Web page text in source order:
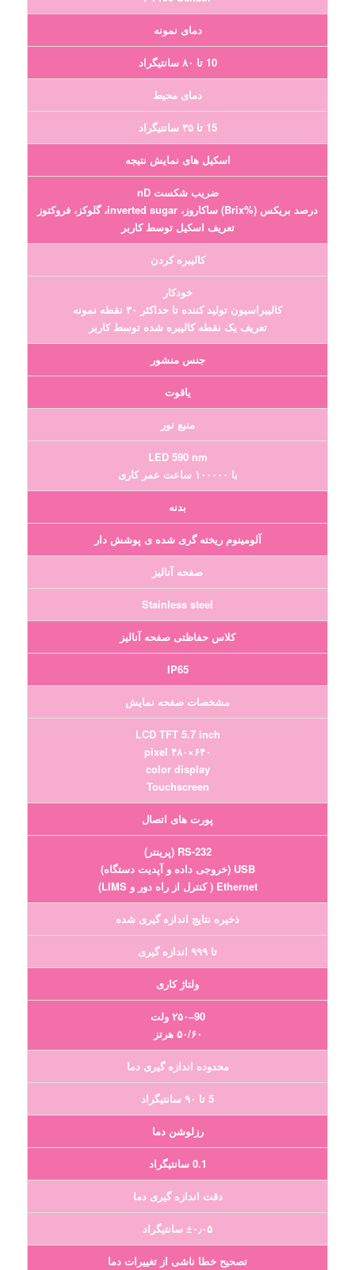
دمای نمونه
10 تا ۸۰ سانتیگراد
دمای محیط
15 تا ۳۵ سانتیگراد
اسکیل های نمایش نتیجه
ضریب شکست nD
درصد بریکس (%Brix) ساکاروز، inverted sugar، گلوکز، فروکتوز
تعریف اسکیل توسط کاربر
کالیبره کردن
خودکار
کالیبراسیون تولید کننده تا حداکثر ۳۰ نقطه نمونه
تعریف یک نقطه کالیبره شده توسط کاربر
جنس منشور
یاقوت
منبع نور
LED 590 nm
با ۱۰۰۰۰۰ ساعت عمر کاری
بدنه
آلومینوم ریخته گری شده ی پوشش دار
صفحه آنالیز
Stainless steel
کلاس حفاظتی صفحه آنالیز
IP65
مشخصات صفحه نمایش
LCD TFT 5.7 inch
۶۴۰×۴۸۰ pixel
color display
Touchscreen
پورت های اتصال
RS-232 (پرینتر)
USB (خروجی داده و آپدیت دستگاه)
Ethernet ( کنترل از راه دور و LIMS)
ذخیره نتایج اندازه گیری شده
تا ۹۹۹ اندازه گیری
ولتاژ کاری
90–۲۵۰ ولت
۵۰/۶۰ هرتز
محدوده اندازه گیری دما
5 تا ۹۰ سانتیگراد
رزلوشن دما
0.1 سانتیگراد
دقت اندازه گیری دما
±۰٫۰۵ سانتیگراد
تصحیح خطا ناشی از تغییرات دما